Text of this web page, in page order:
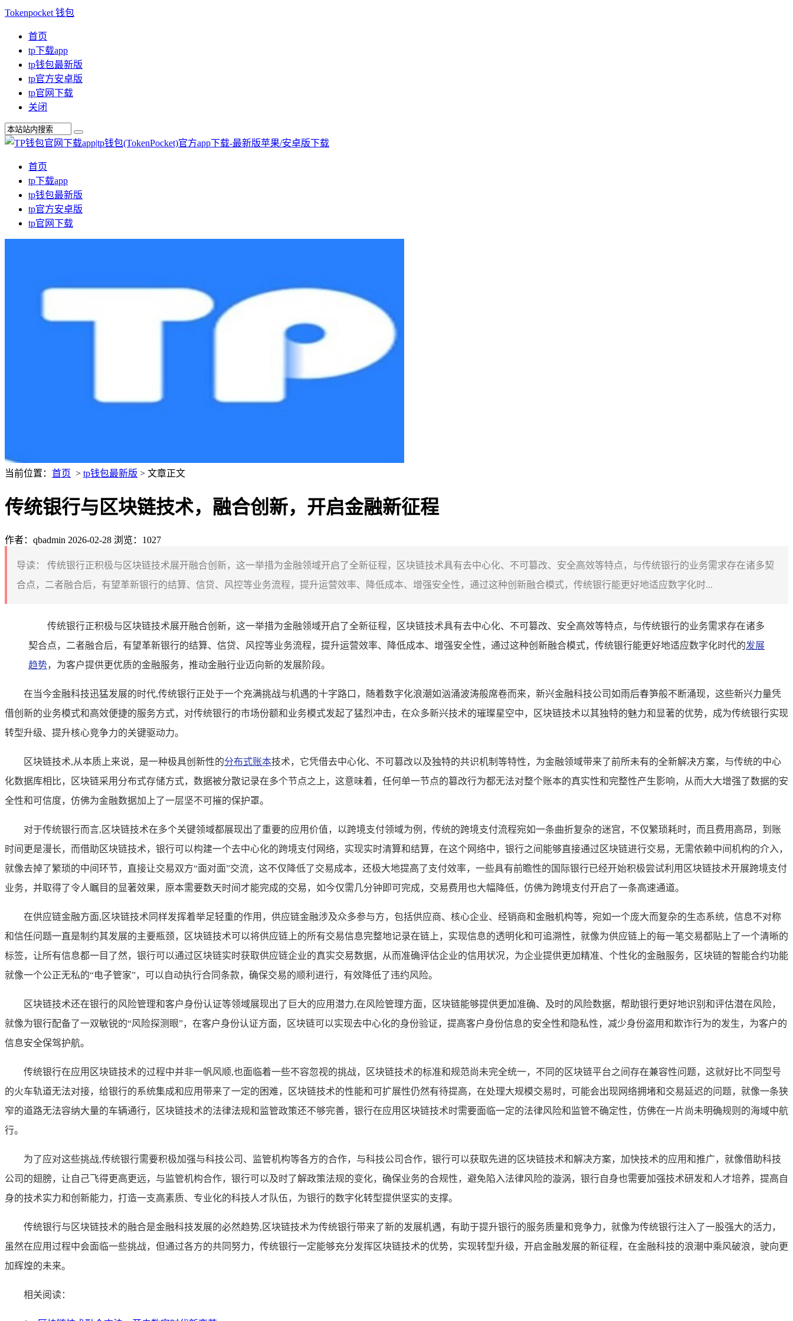
Tokenpocket 钱包
首页
tp下载app
tp钱包最新版
tp官方安卓版
tp官网下载
关闭
首页
tp下载app
tp钱包最新版
tp官方安卓版
tp官网下载
当前位置： 首页 > tp钱包最新版 > 文章正文
传统银行与区块链技术，融合创新，开启金融新征程
作者：qbadmin 2026-02-28 浏览：1027
导读：
传统银行正积极与区块链技术展开融合创新，这一举措为金融领域开启了全新征程，区块链技术具有去中心化、不可篡改、安全高效等特点，与传统银行的业务需求存在诸多契
合点，二者融合后，有望革新银行的结算、信贷、风控等业务流程，提升运营效率、降低成本、增强安全性，通过这种创新融合模式，传统银行能更好地适应数字化时...
传统银行正积极与区块链技术展开融合创新，这一举措为金融领域开启了全新征程，区块链技术具有去中心化、不可篡改、安全高效等特点，与传统银行的业务需求存在诸多
契合点，二者融合后，有望革新银行的结算、信贷、风控等业务流程，提升运营效率、降低成本、增强安全性，通过这种创新融合模式，传统银行能更好地适应数字化时代的发展
趋势，为客户提供更优质的金融服务，推动金融行业迈向新的发展阶段。
在当今金融科技迅猛发展的时代,传统银行正处于一个充满挑战与机遇的十字路口，随着数字化浪潮如汹涌波涛般席卷而来，新兴金融科技公司如雨后春笋般不断涌现，这些新兴力量凭
借创新的业务模式和高效便捷的服务方式，对传统银行的市场份额和业务模式发起了猛烈冲击，在众多新兴技术的璀璨星空中，区块链技术以其独特的魅力和显著的优势，成为传统银行实现
转型升级、提升核心竞争力的关键驱动力。
区块链技术,从本质上来说，是一种极具创新性的分布式账本技术，它凭借去中心化、不可篡改以及独特的共识机制等特性，为金融领域带来了前所未有的全新解决方案，与传统的中心
化数据库相比，区块链采用分布式存储方式，数据被分散记录在多个节点之上，这意味着，任何单一节点的篡改行为都无法对整个账本的真实性和完整性产生影响，从而大大增强了数据的安
全性和可信度，仿佛为金融数据加上了一层坚不可摧的保护罩。
对于传统银行而言,区块链技术在多个关键领域都展现出了重要的应用价值，以跨境支付领域为例，传统的跨境支付流程宛如一条曲折复杂的迷宫，不仅繁琐耗时，而且费用高昂，到账
时间更是漫长，而借助区块链技术，银行可以构建一个去中心化的跨境支付网络，实现实时清算和结算，在这个网络中，银行之间能够直接通过区块链进行交易，无需依赖中间机构的介入，
就像去掉了繁琐的中间环节，直接让交易双方“面对面”交流，这不仅降低了交易成本，还极大地提高了支付效率，一些具有前瞻性的国际银行已经开始积极尝试利用区块链技术开展跨境支付
业务，并取得了令人瞩目的显著效果，原本需要数天时间才能完成的交易，如今仅需几分钟即可完成，交易费用也大幅降低，仿佛为跨境支付开启了一条高速通道。
在供应链金融方面,区块链技术同样发挥着举足轻重的作用，供应链金融涉及众多参与方，包括供应商、核心企业、经销商和金融机构等，宛如一个庞大而复杂的生态系统，信息不对称
和信任问题一直是制约其发展的主要瓶颈，区块链技术可以将供应链上的所有交易信息完整地记录在链上，实现信息的透明化和可追溯性，就像为供应链上的每一笔交易都贴上了一个清晰的
标签，让所有信息都一目了然，银行可以通过区块链实时获取供应链企业的真实交易数据，从而准确评估企业的信用状况，为企业提供更加精准、个性化的金融服务，区块链的智能合约功能
就像一个公正无私的“电子管家”，可以自动执行合同条款，确保交易的顺利进行，有效降低了违约风险。
区块链技术还在银行的风险管理和客户身份认证等领域展现出了巨大的应用潜力,在风险管理方面，区块链能够提供更加准确、及时的风险数据，帮助银行更好地识别和评估潜在风险，
就像为银行配备了一双敏锐的“风险探测眼”，在客户身份认证方面，区块链可以实现去中心化的身份验证，提高客户身份信息的安全性和隐私性，减少身份盗用和欺诈行为的发生，为客户的
信息安全保驾护航。
传统银行在应用区块链技术的过程中并非一帆风顺,也面临着一些不容忽视的挑战，区块链技术的标准和规范尚未完全统一，不同的区块链平台之间存在兼容性问题，这就好比不同型号
的火车轨道无法对接，给银行的系统集成和应用带来了一定的困难，区块链技术的性能和可扩展性仍然有待提高，在处理大规模交易时，可能会出现网络拥堵和交易延迟的问题，就像一条狭
窄的道路无法容纳大量的车辆通行，区块链技术的法律法规和监管政策还不够完善，银行在应用区块链技术时需要面临一定的法律风险和监管不确定性，仿佛在一片尚未明确规则的海域中航
行。
为了应对这些挑战,传统银行需要积极加强与科技公司、监管机构等各方的合作，与科技公司合作，银行可以获取先进的区块链技术和解决方案，加快技术的应用和推广，就像借助科技
公司的翅膀，让自己飞得更高更远，与监管机构合作，银行可以及时了解政策法规的变化，确保业务的合规性，避免陷入法律风险的漩涡，银行自身也需要加强技术研发和人才培养，提高自
身的技术实力和创新能力，打造一支高素质、专业化的科技人才队伍，为银行的数字化转型提供坚实的支撑。
传统银行与区块链技术的融合是金融科技发展的必然趋势,区块链技术为传统银行带来了新的发展机遇，有助于提升银行的服务质量和竞争力，就像为传统银行注入了一股强大的活力，
虽然在应用过程中会面临一些挑战，但通过各方的共同努力，传统银行一定能够充分发挥区块链技术的优势，实现转型升级，开启金融发展的新征程，在金融科技的浪潮中乘风破浪，驶向更
加辉煌的未来。
相关阅读：